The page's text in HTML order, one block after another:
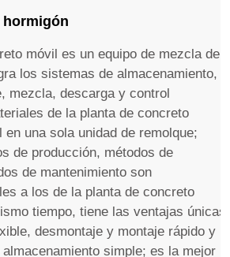
hormigón
móvil es un equipo de mezcla de
los sistemas de almacenamiento,
mezcla, descarga y control
de la planta de concreto
una sola unidad de remolque;
de producción, métodos de
de mantenimiento son
a los de la planta de concreto
tiempo, tiene las ventajas únicas
desmontaje y montaje rápido y
simple; es la mejor